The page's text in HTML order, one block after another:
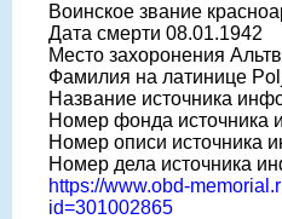
Воинское звание
Дата смерти 08.01.1942
Место захоронения
Фамилия на латинице
Название источника
Номер фонда источника
Номер описи источника
Номер дела источника
https://www.obd-
id=301002865